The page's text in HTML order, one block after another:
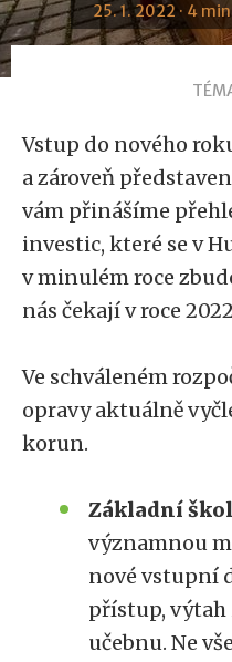
25. 1. 2022 · 4
Vstup do nového
a zároveň
vám přinášíme
investic, které se v
v minulém roce
nás čekají v roce
Ve schváleném
opravy aktuálně
korun.
Základní
významnou
nové vstupní
přístup,
učebnu. Ne